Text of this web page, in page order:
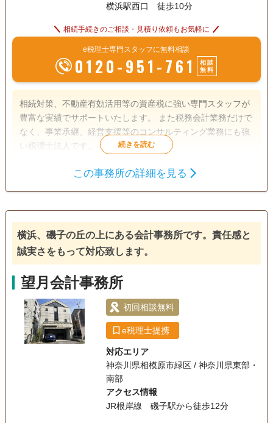
横浜駅西口 徒歩10分
相続手続きのご相談・見積り依頼もお気軽に
e税理士専門スタッフに無料相談
0120-951-761
相談
無料
相続対策、不動産有効活用等の資産税に強い専門スタッフが
豊富な実績でサポートいたします。 また税務会計業務だけで
なく、事業承継、経営支援等のコンサルティング業務にも強
い税理士法人です。
生前贈与
相続税対策 相続人調査
この事務所の詳細を見る
横浜、磯子の丘の上にある会計事務所です。責任感と
誠実さをもって対応致します。
望月会計事務所
初回相談無料
e税理士提携
対応エリア
神奈川県相模原市緑区 / 神奈川県東部・
南部
アクセス情報
JR根岸線 磯子駅から徒歩12分